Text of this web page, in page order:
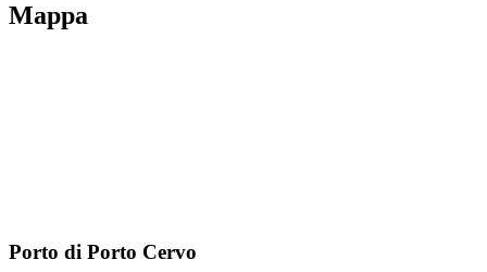
Mappa
Porto di Porto Cervo